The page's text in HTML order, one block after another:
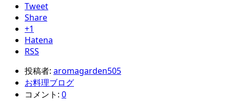
Tweet
Share
+1
Hatena
RSS
投稿者: aromagarden505
お料理ブログ
コメント: 0